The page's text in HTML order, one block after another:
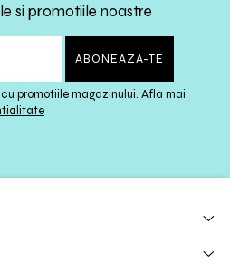
si promotiile noastre
promotiile magazinului. Afla mai